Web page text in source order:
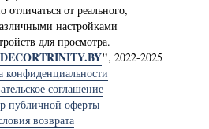
отличаться от реального,
настройками
для просмотра.
DECORTRINITY.BY", 2022-2025
конфиденциальности
соглашение
публичной оферты
возврата